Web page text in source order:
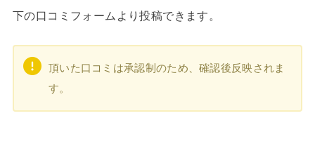
下の口コミフォームより投稿できます。
頂いた口コミは承認制のため、確認後反映されま
す。